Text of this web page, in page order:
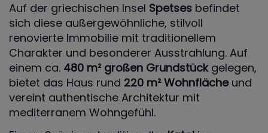
Auf der griechischen Insel Spetses befindet
sich diese außergewöhnliche, stilvoll
renovierte Immobilie mit traditionellem
Charakter und besonderer Ausstrahlung. Auf
einem ca. 480 m² großen Grundstückgelegen,
bietet das Haus rund 220 m² Wohnflächeund
vereint authentische Architektur mit
mediterranem Wohngefühl.